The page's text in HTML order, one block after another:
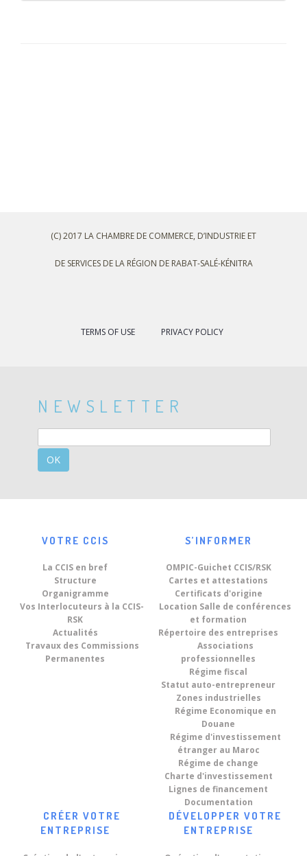
(C) 2017 LA CHAMBRE DE COMMERCE, D’INDUSTRIE ET
DE SERVICES DE LA RÉGION DE RABAT-SALÉ-KÉNITRA
TERMS OF USE PRIVACY POLICY
NEWSLETTER
OK
VOTRE CCIS
La CCIS en bref
Structure
Organigramme
Vos Interlocuteurs à la CCIS-
RSK
Actualités
Travaux des Commissions
Permanentes
S’INFORMER
OMPIC-Guichet CCIS/RSK
Cartes et attestations
Certificats d'origine
Location Salle de conférences
et formation
Répertoire des entreprises
Associations
professionnelles
Régime fiscal
Statut auto-entrepreneur
Zones industrielles
Régime Economique en
Douane
Régime d'investissement
étranger au Maroc
Régime de change
Charte d'investissement
Lignes de financement
Documentation
CRÉER VOTRE
ENTREPRISE
DÉVELOPPER VOTRE
ENTREPRISE